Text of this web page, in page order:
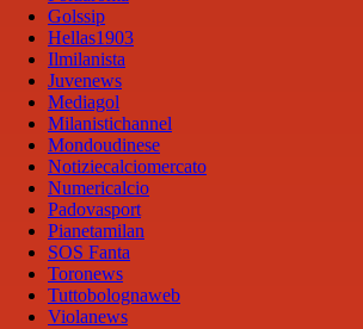
Golssip
Hellas1903
Ilmilanista
Juvenews
Mediagol
Milanistichannel
Mondoudinese
Notiziecalciomercato
Numericalcio
Padovasport
Pianetamilan
SOS Fanta
Toronews
Tuttobolognaweb
Violanews